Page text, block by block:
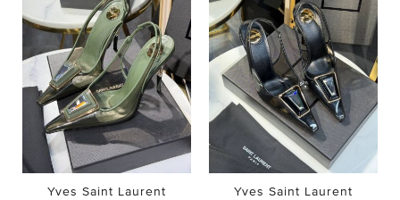
Yves Saint Laurent
Yves Saint Laurent